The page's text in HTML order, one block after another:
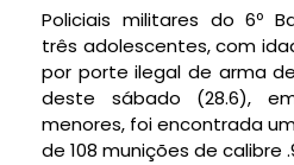
Policiais militares do 6º
três adolescentes, com
por porte ilegal de arma
deste sábado (28.6),
menores, foi encontrada
de 108 munições de calibre